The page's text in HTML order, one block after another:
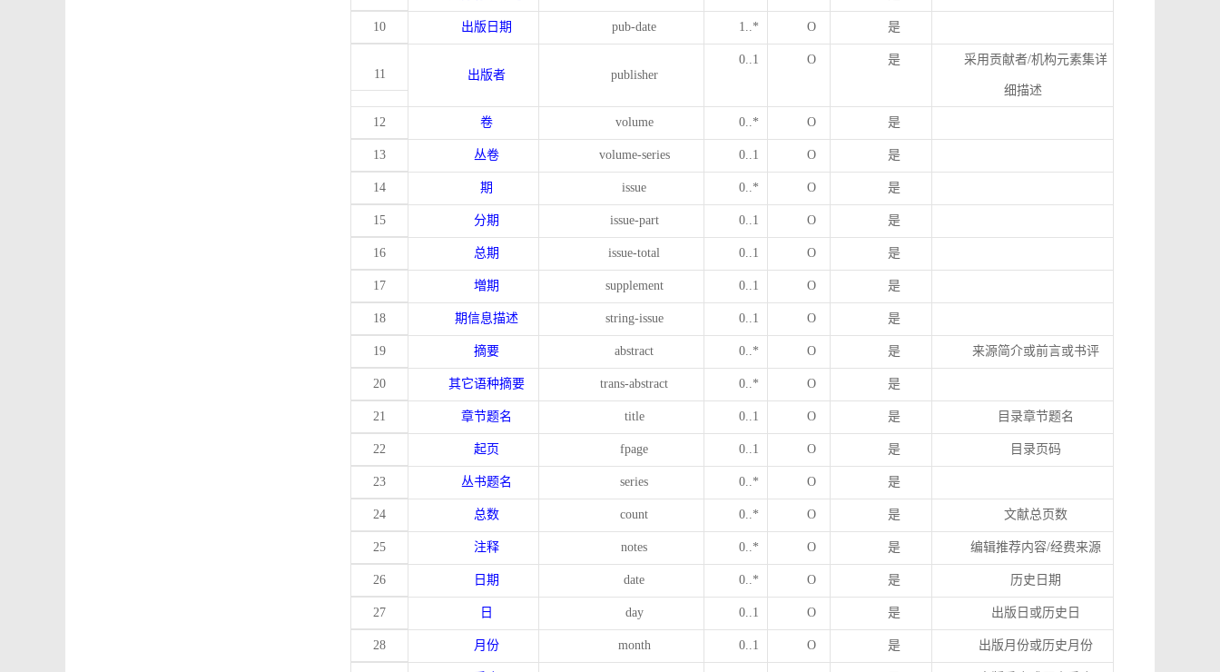
10 出版日期 pub-date 1..* O 是
11 出版者 publisher
0..1 O 是 采用贡献者/机构元素集详
细描述
12 卷 volume 0..* O 是
13 丛卷 volume-series 0..1 O 是
14 期 issue 0..* O 是
15 分期 issue-part 0..1 O 是
16 总期 issue-total 0..1 O 是
17 増期 supplement 0..1 O 是
18 期信息描述 string-issue 0..1 O 是
19 摘要 abstract 0..* O 是 来源简介或前言或书评
20 其它语种摘要 trans-abstract 0..* O 是
21 章节题名 title 0..1 O 是 目录章节题名
22 起页 fpage 0..1 O 是 目录页码
23 丛书题名 series 0..* O 是
24 总数 count 0..* O 是 文献总页数
25 注释 notes 0..* O 是 编辑推荐内容/经费来源
26 日期 date 0..* O 是 历史日期
27 日 day 0..1 O 是 出版日或历史日
28 月份 month 0..1 O 是 出版月份或历史月份